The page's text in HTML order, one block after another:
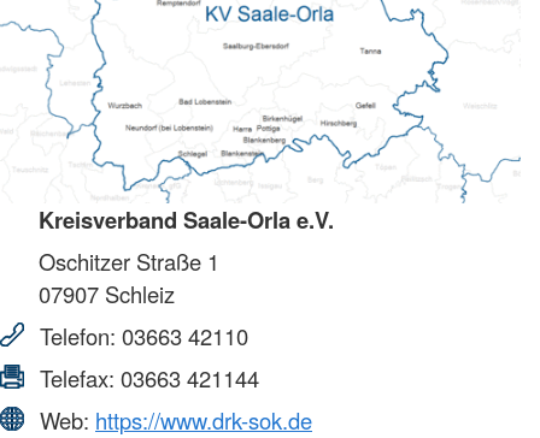
Kreisverband Saale-Orla e.V.
Oschitzer Straße 1
07907 Schleiz
Telefon: 03663 42110
Telefax: 03663 421144
Web: https://www.drk-sok.de